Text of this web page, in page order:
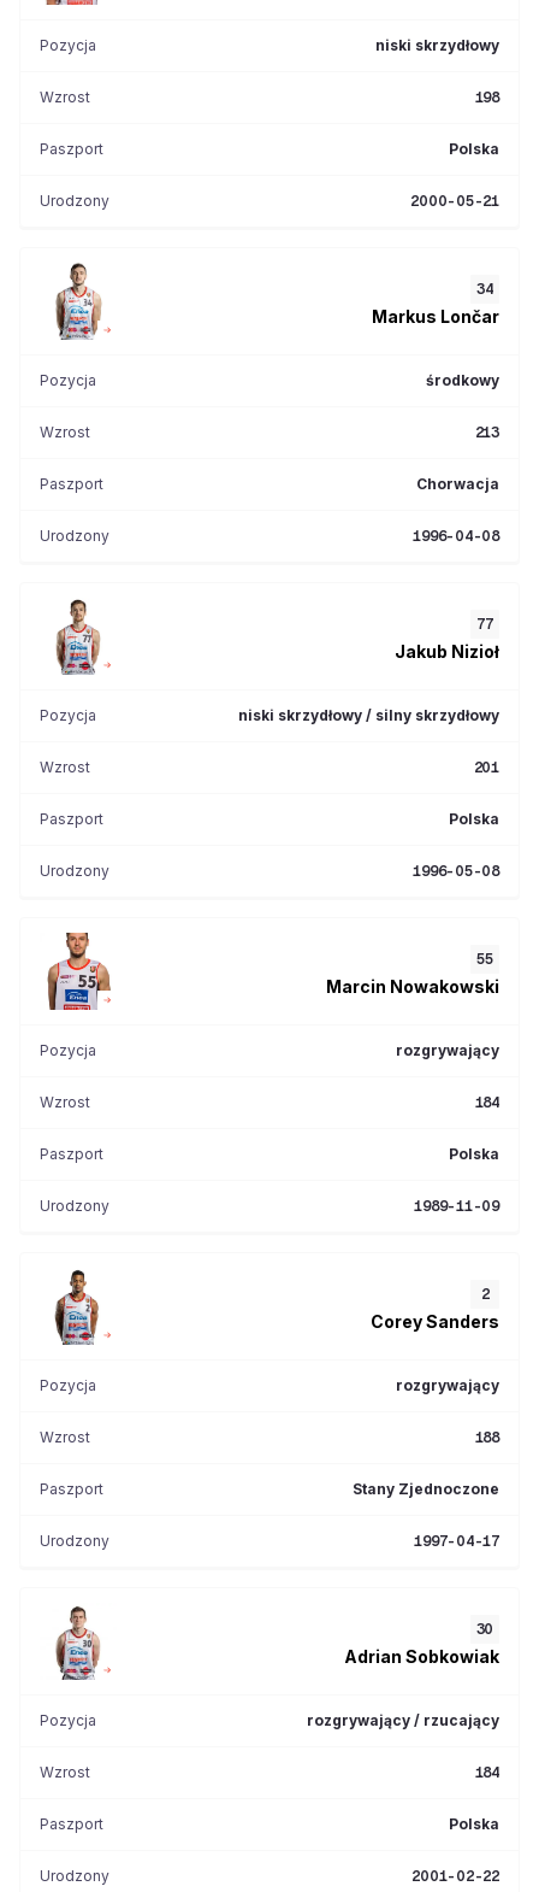
Pozycja niski skrzydłowy
Wzrost 198
Paszport Polska
Urodzony 2000-05-21
34
Markus Lončar
Pozycja środkowy
Wzrost 213
Paszport Chorwacja
Urodzony 1996-04-08
77
Jakub Nizioł
Pozycja niski skrzydłowy / silny skrzydłowy
Wzrost 201
Paszport Polska
Urodzony 1996-05-08
55
Marcin Nowakowski
Pozycja rozgrywający
Wzrost 184
Paszport Polska
Urodzony 1989-11-09
2
CoreySanders
Pozycja rozgrywający
Wzrost 188
Paszport Stany Zjednoczone
Urodzony 1997-04-17
30
Adrian Sobkowiak
Pozycja rozgrywający / rzucający
Wzrost 184
Paszport Polska
Urodzony 2001-02-22